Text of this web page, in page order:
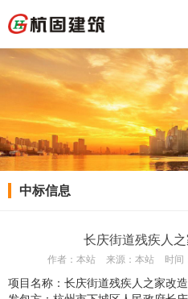
中标信息
长庆街道残疾人
作者： 本站 来源： 本站 时间
项目名称： 长庆街道残疾人之家改